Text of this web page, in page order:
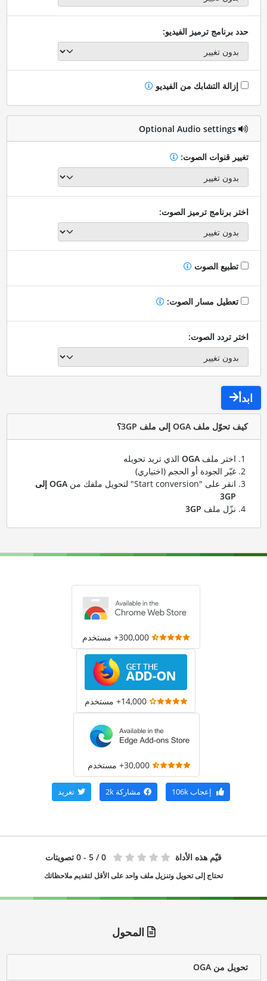
حدد برنامج ترميز الفيديو:
إزالة التشابك من الفيديو
Optional Audio settings
تغيير قنوات الصوت:
اختر برنامج ترميز الصوت:
تطبيع الصوت
تعطيل مسار الصوت:
اختر تردد الصوت:
ابدأ
كيف تحوّل ملف OGA إلى ملف 3GP؟
اختر ملف OGAالذي تريد تحويله
غيّر الجودة أو الحجم (اختياري)
انقر على "Start conversion" لتحويل ملفك من
OGA إلى
3GP
نزّل ملف 3GP
300,000+ مستخدم
14,000+ مستخدم
30,000+ مستخدم
إعجاب106k مشاركة 2k تغريد
قيّم هذه الأداة 0 / 5 - 0 تصويتات
تحتاج إلى تحويل وتنزيل ملف واحد على الأقل لتقديم ملاحظاتك
المحول
تحويل من OGA